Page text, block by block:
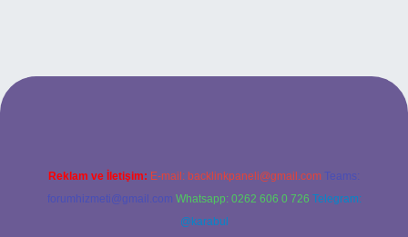
giriş
Reklam ve İletişim: E-mail: backlinkpaneli@gmail.com Teams:
forumhizmeti@gmail.com Whatsapp: 0262 606 0 726 Telegram:
@karabul